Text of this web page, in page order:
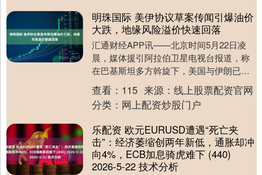
明珠国际 美伊协议草案传闻引爆油价
大跌，地缘风险溢价快速回落
汇通财经APP讯——北京时间5月22日凌
晨，媒体援引阿拉伯卫星电视台报道，称
在巴基斯坦多方斡旋下，美国与伊朗已敲
定协议最终草案，或将在数小时内正式对
外公布。该突....
查看： 115 来源： 线上股票配资官网
分类： 网上配资炒股门户
乐配资 欧元EURUSD遭遇“死亡夹
击”：经济萎缩创两年新低，通胀却冲
向4%，ECB加息骑虎难下 (440)
2026-5-22 技术分析